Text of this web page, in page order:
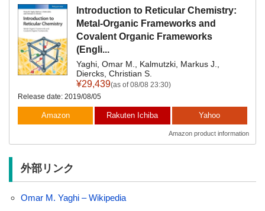
Introduction to Reticular Chemistry:
Metal-Organic Frameworks and
Covalent Organic Frameworks
(Engli...
Yaghi, Omar M., Kalmutzki, Markus J.,
Diercks, Christian S.
¥29,439(as of 08/08 23:30)
Release date: 2019/08/05
Amazon Rakuten Ichiba Yahoo
Amazon product information
外部リンク
Omar M. Yaghi – Wikipedia